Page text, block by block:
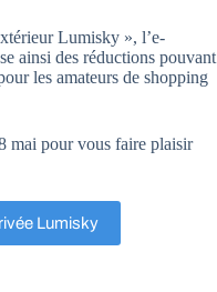
Lumisky », l’e-
ainsi des réductions pouvant
les amateurs de shopping
mai pour vous faire plaisir
Lumisky